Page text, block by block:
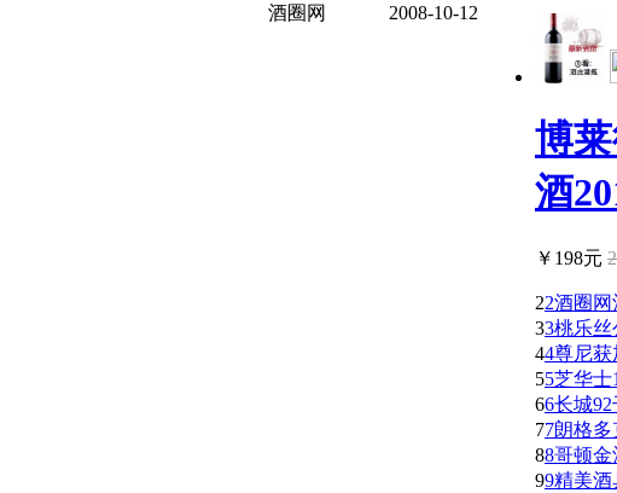
酒圈网 2008-10-12
博
酒
￥198元
22酒圈
33桃乐丝
44尊尼获
55芝华
66长城92
77朗格多
88哥顿金
99精美酒